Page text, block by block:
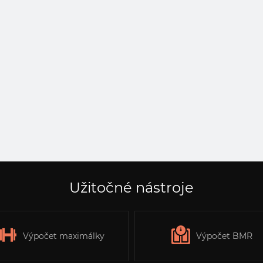
Užitočné nástroje
Výpočet maximálky Výpočet BMR